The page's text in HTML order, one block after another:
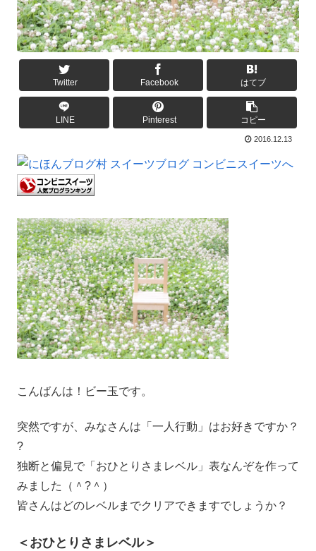
Twitter Facebook はてブ
LINE Pinterest コピー
2016.12.13
こんばんは！ビー玉です。
突然ですが、みなさんは「一人行動」はお好きですか？
?
独断と偏見で「おひとりさまレベル」表なんぞを作って
みました（＾?＾）
皆さんはどのレベルまでクリアできますでしょうか？
＜おひとりさまレベル＞